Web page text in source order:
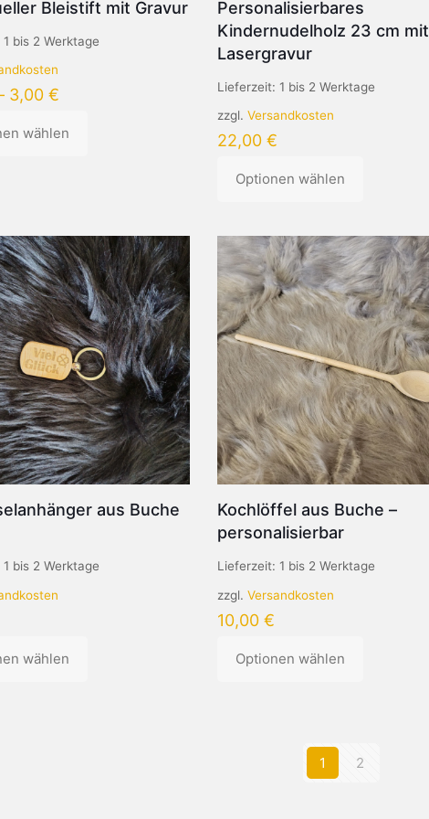
Bleistift mit Gravur
1 bis 2 Werktage
3,00 €
wählen
Personalisierbares
Kindernudelholz 23 cm mit
Lasergravur
Lieferzeit: 1 bis 2 Werktage
zzgl. Versandkosten
22,00 €
Optionen wählen
Produkt
weist
mehrere
Varianten
auf.
Die
Optionen
können
auf
der
Produktseite
gewählt
werden
aus Buche
1 bis 2 Werktage
wählen
Kochlöffel aus Buche –
personalisierbar
Lieferzeit: 1 bis 2 Werktage
zzgl. Versandkosten
10,00 €
Optionen wählen
1 2